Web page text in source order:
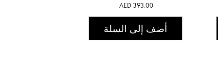
AED 393.00
أضف إلى السلة